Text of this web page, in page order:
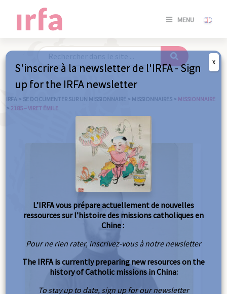
MENU
SE
/
IRFA > SE DOCUMENTER SUR UN MISSIONNAIRE > MISSIONNAIRES > MISSIONNAIRE
> 2185 – VIRET ÉMILE
S'inscrire à la newsletter de l'IRFA - Sign
up for the IRFA newsletter
L’IRFA vous prépare actuellement de nouvelles
ressources sur l’histoire des missions catholiques en
Chine :
Pour ne rien rater, inscrivez-vous à notre newsletter
The IRFA is currently preparing new resources on the
history of Catholic missions in China:
To stay up to date, sign up for our newsletter
X